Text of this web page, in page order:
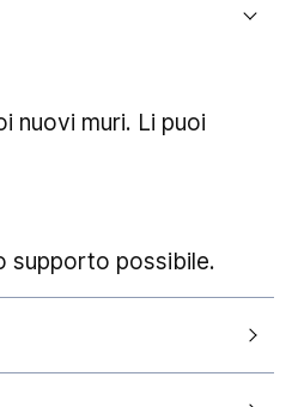
nuovi muri. Li puoi
supporto possibile.